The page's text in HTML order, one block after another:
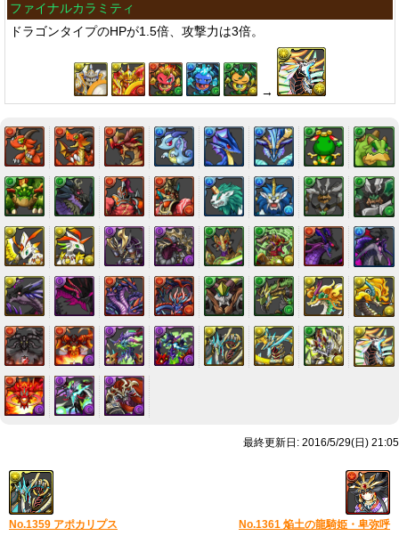
ファイナルカラミティ
ドラゴンタイプのHPが1.5倍、攻撃力は3倍。
→
最終更新日: 2016/5/29(日) 21:05
No.1359 アポカリプス No.1361 焔土の龍騎姫・卑弥呼